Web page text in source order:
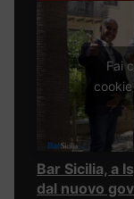
Fai
Bar Sicilia, a
dal nuovo